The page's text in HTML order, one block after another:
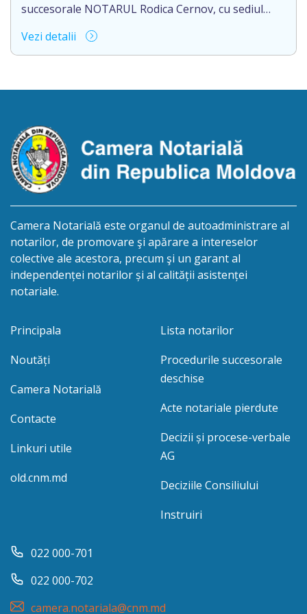
succesorale NOTARUL Rodica Cernov, cu sediul
Chișinău, str. M. Kogălniceanu, 36A, ap. 3, anunță
despre deschiderea procedurii succesorale în urma
de 15 februarie 2026. Eliberarea certificatului de
de 30.11.2026 […]
Vezi detalii
Camera Notarială este organul de autoadministrare al
notarilor, de promovare şi apărare a intereselor
colective ale acestora, precum şi un garant al
independenței notarilor și al calității asistenței
notariale.
Principala
Noutăți
Camera Notarială
Contacte
Linkuri utile
old.cnm.md
Lista notarilor
Procedurile succesorale
deschise
Acte notariale pierdute
Decizii și procese-verbale
AG
Deciziile Consiliului
Instruiri
022 000-701
022 000-702
camera.notariala@cnm.md